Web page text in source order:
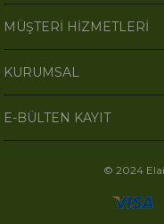
MÜŞTERİ HİZMETLERİ
KURUMSAL
E-BÜLTEN KAYIT
© 2024